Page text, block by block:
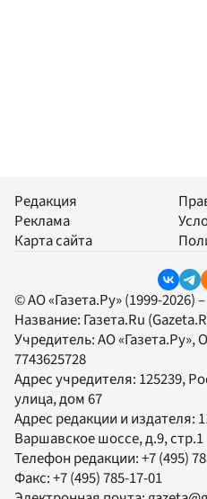
Редакция
Реклама
Карта сайта
© АО «Газета.Ру» (1999-2026)
Название: Газета.Ru
Учредитель:АО «Газета.Ру»,
7743625728
Адрес учредителя: 125239,
улица, дом 67
Адрес редакции и издателя:
Варшавское шоссе, д.9, стр.1
Телефон редакции:+7 (495)
Факс:+7 (495) 785-17-01